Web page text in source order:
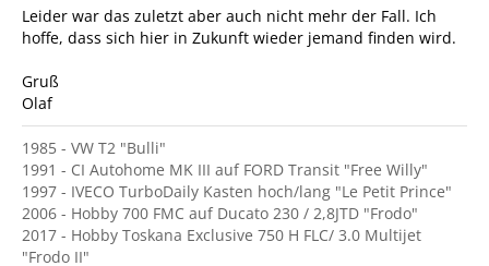
Leider war das zuletzt aber auch nicht mehr der Fall. Ich
hoffe, dass sich hier in Zukunft wieder jemand finden wird.
Gruß
Olaf
1985 - VW T2 "Bulli"
1991 - CI Autohome MK III auf FORD Transit "Free Willy"
1997 - IVECO TurboDaily Kasten hoch/lang "Le Petit Prince"
2006 - Hobby 700 FMC auf Ducato 230 / 2,8JTD "Frodo"
2017 - Hobby Toskana Exclusive 750 H FLC/ 3.0 Multijet
"Frodo II"